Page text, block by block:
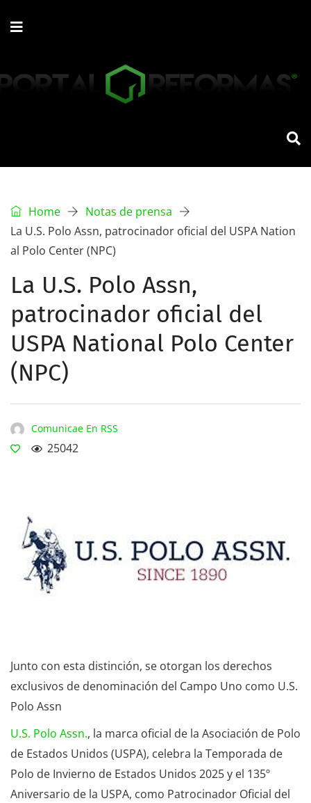
Home
Notas de prensa
La U.S. Polo Assn, patrocinador oficial del USPA Nation
al Polo Center (NPC)
La U.S. Polo Assn,
patrocinador oficial del
USPA National Polo Center
(NPC)
Comunicae En RSS
25042
Junto con esta distinción, se otorgan los derechos
exclusivos de denominación del Campo Uno como U.S.
Polo Assn
U.S. Polo Assn., la marca oficial de la Asociación de Polo
de Estados Unidos (USPA), celebra la Temporada de
Polo de Invierno de Estados Unidos 2025 y el 135º
Aniversario de la USPA, como Patrocinador Oficial del